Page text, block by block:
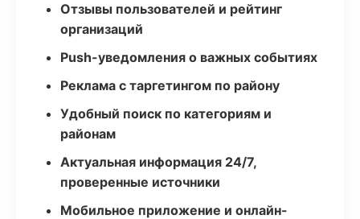
Отзывы пользователей и рейтинг
организаций
Push-уведомления о важных событиях
Реклама с таргетингом по району
Удобный поиск по категориям и
районам
Актуальная информация 24/7,
проверенные источники
Мобильное приложение и онлайн-